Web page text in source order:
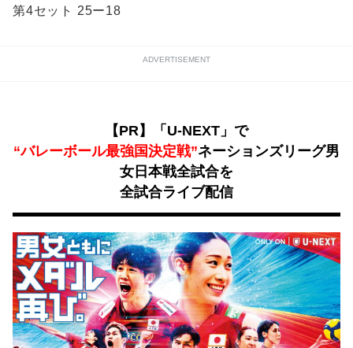
第4セット 25ー18
ADVERTISEMENT
【PR】「U-NEXT」で
“バレーボール最強国決定戦”ネーションズリーグ男
女日本戦全試合を
全試合ライブ配信